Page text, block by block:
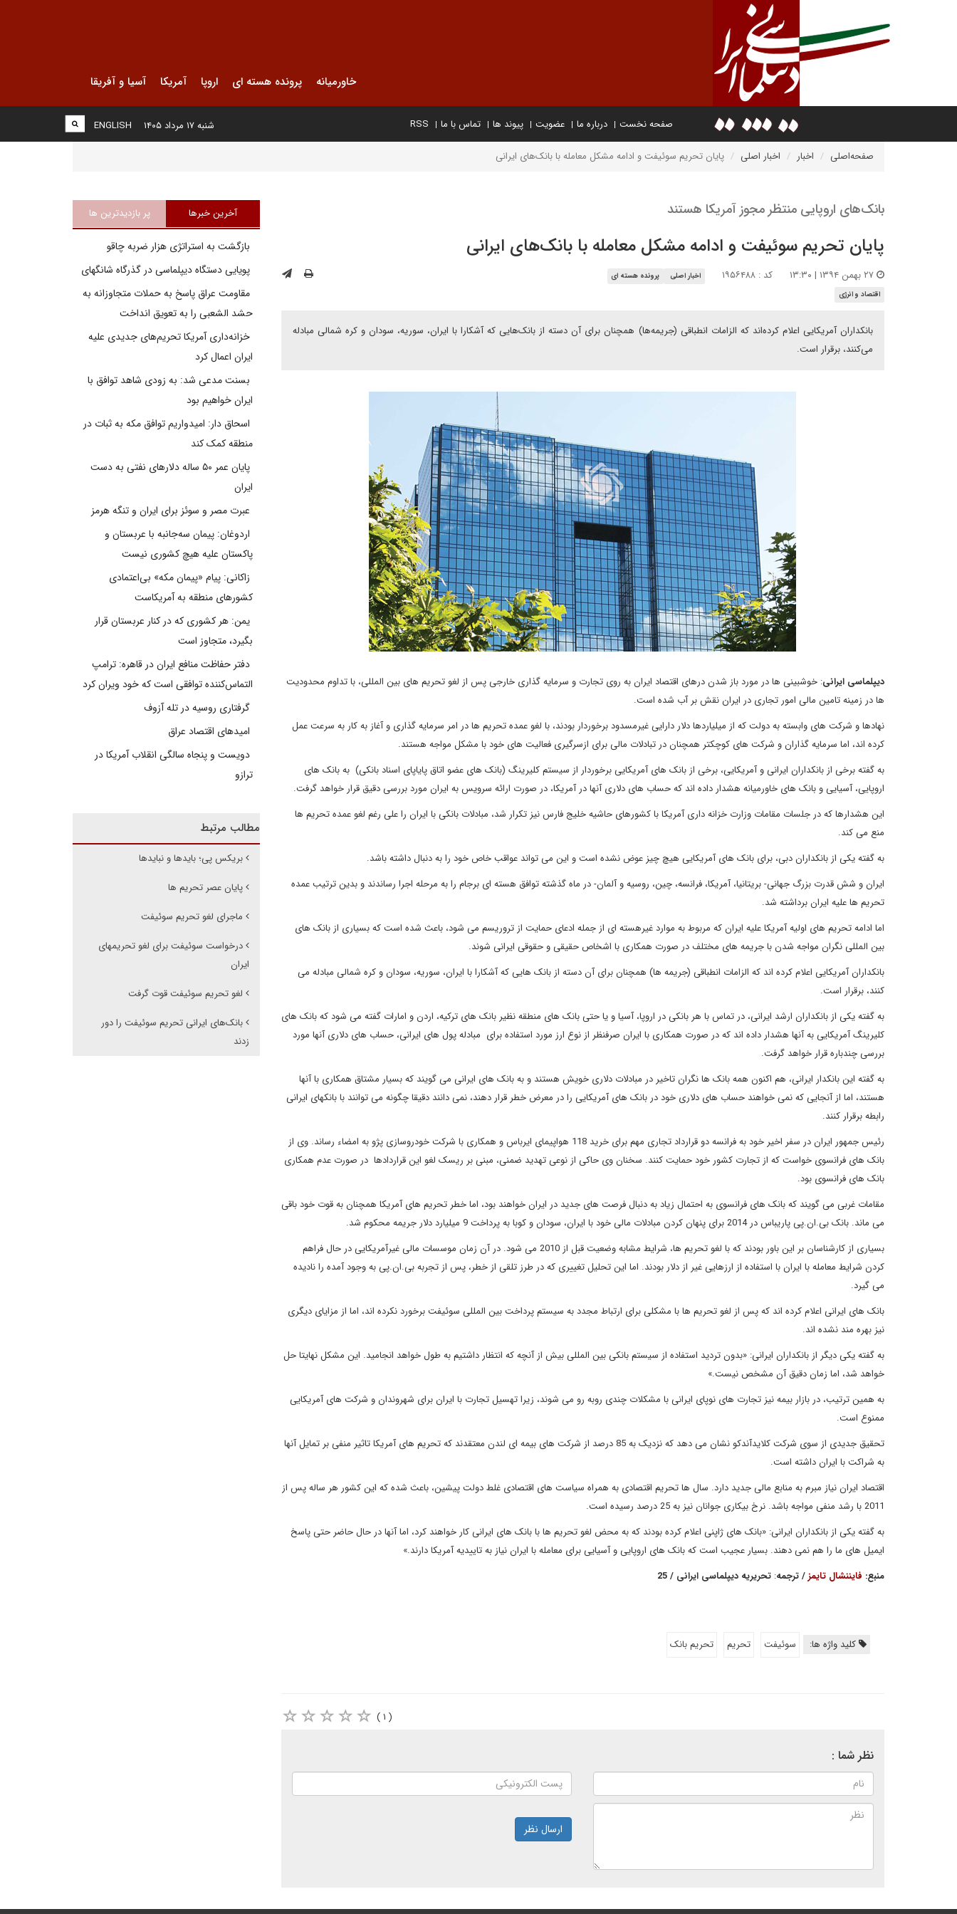
خاورمیانه پرونده هسته ای اروپا آمریکا آسیا و آفریقا
صفحه نخست درباره ما عضویت پیوند ها تماس با ما RSS
ENGLISH شنبه ۱۷ مرداد ۱۴۰۵
صفحه‌اصلی اخبار اخبار اصلی پایان تحریم سوئیفت و ادامه مشکل معامله با بانک‌های ایرانی
بانک‌های اروپایی منتظر مجوز آمریکا هستند
پایان تحریم سوئیفت و ادامه مشکل معامله با بانک‌های ایرانی
کد : ۱۹۵۶۴۸۸ اخبار اصلی
پرونده هسته ای
اقتصاد و انرژی
بانکداران آمریکایی اعلام کرده‌اند که الزامات انطباقی (‌جریمه‌ها)‌ همچنان برای آن دسته از بانک‌هایی که آشکارا با ایران، سوریه، سودان و کره شمالی مبادله
می‌کنند، برقرار است.
دیپلماسی ایرانی: خوشبینی ها در مورد باز شدن درهای اقتصاد ایران به روی تجارت و سرمایه گذاری خارجی پس از لغو تحریم های بین المللی، با تداوم محدودیت
ها در زمینه تامین مالی امور تجاری در ایران نقش بر آب شده است.
نهادها و شرکت های وابسته به دولت که از میلیاردها دلار دارایی غیرمسدود برخوردار بودند، با لغو عمده تحریم ها در امر سرمایه گذاری و آغاز به کار به سرعت عمل
کرده اند، اما سرمایه گذاران و شرکت های کوچکتر همچنان در تبادلات مالی برای ازسرگیری فعالیت های خود با مشکل مواجه هستند.
به گفته برخی از بانکداران ایرانی و آمریکایی، برخی از بانک های آمریکایی برخوردار از سیستم کلیرینگ (بانک های عضو اتاق پایاپای اسناد بانکی) به بانک های
اروپایی، آسیایی و بانک های خاورمیانه هشدار داده اند که حساب های دلاری آنها در آمریکا، در صورت ارائه سرویس به ایران مورد بررسی دقیق قرار خواهد گرفت.
این هشدارها که در جلسات مقامات وزارت خزانه داری آمریکا با کشورهای حاشیه خلیج فارس نیز تکرار شد، مبادلات بانکی با ایران را علی رغم لغو عمده تحریم ها
منع می کند.
به گفته یکی از بانکداران دبی، برای بانک های آمریکایی هیچ چیز عوض نشده است و این می تواند عواقب خاص خود را به دنبال داشته باشد.
ایران و شش قدرت بزرگ جهانی- بریتانیا، آمریکا، فرانسه، چین، روسیه و آلمان- در ماه گذشته توافق هسته ای برجام را به مرحله اجرا رساندند و بدین ترتیب عمده
تحریم ها علیه ایران برداشته شد.
اما ادامه تحریم های اولیه آمریکا علیه ایران که مربوط به موارد غیرهسته ای از جمله ادعای حمایت از تروریسم می شود، باعث شده است که بسیاری از بانک های
بین المللی نگران مواجه شدن با جریمه های مختلف در صورت همکاری با اشخاص حقیقی و حقوقی ایرانی شوند.
بانکداران آمریکایی اعلام کرده اند که الزامات انطباقی (جریمه ها) همچنان برای آن دسته از بانک هایی که آشکارا با ایران، سوریه، سودان و کره شمالی مبادله می
کنند، برقرار است.
به گفته یکی از بانکداران ارشد ایرانی، در تماس با هر بانکی در اروپا، آسیا و یا حتی بانک های منطقه نظیر بانک های ترکیه، اردن و امارات گفته می شود که بانک های
کلیرینگ آمریکایی به آنها هشدار داده اند که در صورت همکاری با ایران صرفنظر از نوع ارز مورد استفاده برای مبادله پول های ایرانی، حساب های دلاری آنها مورد
بررسی چندباره قرار خواهد گرفت.
به گفته این بانکدار ایرانی، هم اکنون همه بانک ها نگران تاخیر در مبادلات دلاری خویش هستند و به بانک های ایرانی می گویند که بسیار مشتاق همکاری با آنها
هستند، اما از آنجایی که نمی خواهند حساب های دلاری خود در بانک های آمریکایی را در معرض خطر قرار دهند، نمی دانند دقیقا چگونه می توانند با بانکهای ایرانی
رابطه برقرار کنند.
رئیس جمهور ایران در سفر اخیر خود به فرانسه دو قرارداد تجاری مهم برای خرید 118 هواپیمای ایرباس و همکاری با شرکت خودروسازی پژو به امضاء رساند. وی از
بانک های فرانسوی خواست که از تجارت کشور خود حمایت کنند. سخنان وی حاکی از نوعی تهدید ضمنی، مبنی بر ریسک لغو این قراردادها در صورت عدم همکاری
بانک های فرانسوی بود.
مقامات غربی می گویند که بانک های فرانسوی به احتمال زیاد به دنبال فرصت های جدید در ایران خواهند بود، اما خطر تحریم های آمریکا همچنان به قوت خود باقی
می ماند. بانک بی.ان.پی پاریباس در 2014 برای پنهان کردن مبادلات مالی خود با ایران، سودان و کوبا به پرداخت 9 میلیارد دلار جریمه محکوم شد.
بسیاری از کارشناسان بر این باور بودند که با لغو تحریم ها، شرایط مشابه وضعیت قبل از 2010 می شود. در آن زمان موسسات مالی غیرآمریکایی در حال فراهم
کردن شرایط معامله با ایران با استفاده از ارزهایی غیر از دلار بودند. اما این تحلیل تغییری که در طرز تلقی از خطر، پس از تجربه بی.ان.پی به وجود آمده را نادیده
می گیرد.
بانک های ایرانی اعلام کرده اند که پس از لغو تحریم ها با مشکلی برای ارتباط مجدد به سیستم پرداخت بین المللی سوئیفت برخورد نکرده اند، اما از مزایای دیگری
نیز بهره مند نشده اند.
به گفته یکی دیگر از بانکداران ایرانی: «بدون تردید استفاده از سیستم بانکی بین المللی بیش از آنچه که انتظار داشتیم به طول خواهد انجامید. این مشکل نهایتا حل
خواهد شد، اما زمان دقیق آن مشخص نیست.»
به همین ترتیب، در بازار بیمه نیز تجارت های نوپای ایرانی با مشکلات چندی روبه رو می شوند، زیرا تهسیل تجارت با ایران برای شهروندان و شرکت های آمریکایی
ممنوع است.
تحقیق جدیدی از سوی شرکت کلایدآندکو نشان می دهد که نزدیک به 85 درصد از شرکت های بیمه ای لندن معتقدند که تحریم های آمریکا تاثیر منفی بر تمایل آنها
به شراکت با ایران داشته است.
اقتصاد ایران نیاز مبرم به منابع مالی جدید دارد. سال ها تحریم اقتصادی به همراه سیاست های اقتصادی غلط دولت پیشین، باعث شده که این کشور هر ساله پس از
2011 با رشد منفی مواجه باشد. نرخ بیکاری جوانان نیز به 25 درصد رسیده است.
به گفته یکی از بانکداران ایرانی: «بانک های ژاپنی اعلام کرده بودند که به محض لغو تحریم ها با بانک های ایرانی کار خواهند کرد، اما آنها در حال حاضر حتی پاسخ
ایمیل های ما را هم نمی دهند. بسیار عجیب است که بانک های اروپایی و آسیایی برای معامله با ایران نیاز به تاییدیه آمریکا دارند.»
منبع: فایننشال تایمز/ترجمه: تحریریه دیپلماسی ایرانی / 25
کلید واژه ها: سوئیفت تحریم تحریم بانک
( ۱ )
نظر شما :
ارسال نظر
آخرین خبرها پر بازدیدترین ها
بازگشت به استراتژی هزار ضربه چاقو
پویایی دستگاه دیپلماسی در گذرگاه شانگهای
مقاومت عراق پاسخ به حملات متجاوزانه به
حشد الشعبی را به تعویق انداخت
خزانه‌داری آمریکا تحریم‌های جدیدی علیه
ایران اعمال کرد
بسنت مدعی شد: به زودی شاهد توافق با
ایران خواهیم بود
اسحاق دار: امیدواریم توافق مکه به ثبات در
منطقه کمک کند
پایان عمر ۵۰ ساله دلارهای نفتی به دست
ایران
عبرت مصر و سوئز برای ایران و تنگه هرمز
اردوغان: پیمان سه‌جانبه با عربستان و
پاکستان علیه هیچ کشوری نیست
زاکانی: پیام «پیمان مکه» بی‌اعتمادی
کشورهای منطقه به آمریکاست
یمن: هر کشوری که در کنار عربستان قرار
بگیرد، متجاوز است
دفتر حفاظت منافع ایران در قاهره: ترامپ
التماس‌کننده توافقی است که خود ویران کرد
گرفتاری روسیه در تله آزوف
امیدهای اقتصاد عراق
دویست و پنجاه سالگی انقلاب آمریکا در
ترازو
مطالب مرتبط
بریکس ‌پی؛ بایدها و نبایدها
پایان عصر تحریم ها
ماجرای لغو تحریم سوئیفت
درخواست سوئیفت برای لغو تحریم‎های
ایران
لغو تحریم سوئیفت قوت گرفت
بانک‌های ایرانی تحریم سوئیفت را دور
زدند